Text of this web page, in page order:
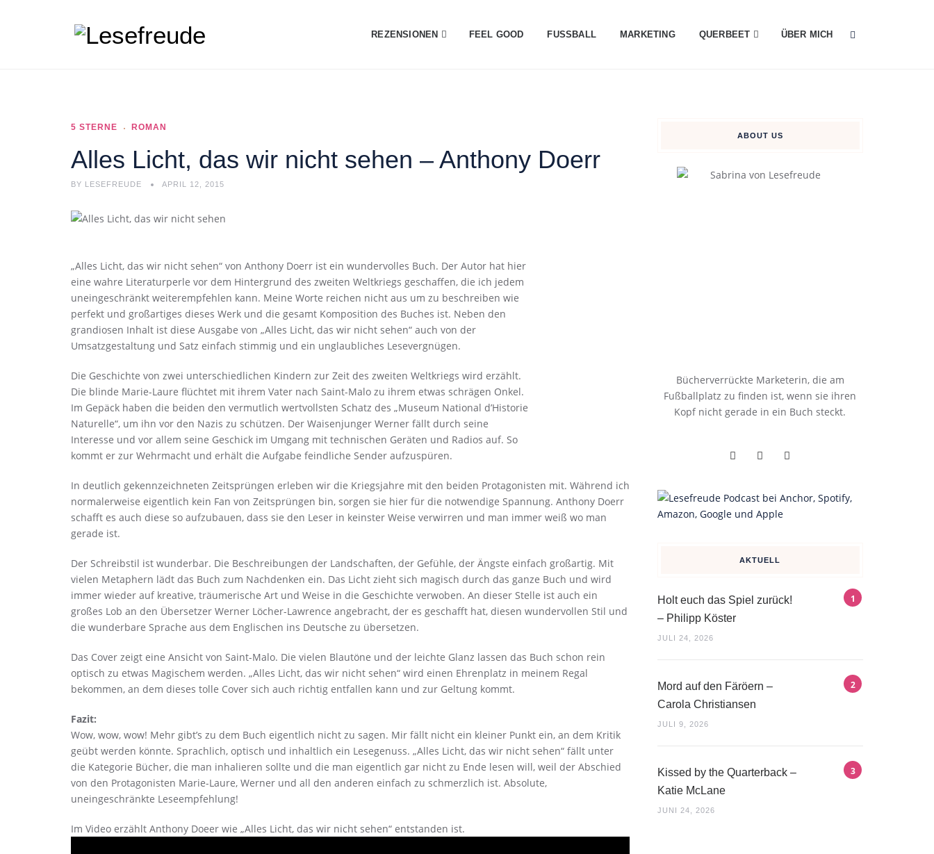
REZENSIONEN FEEL GOOD FUSSBALL MARKETING QUERBEET ÜBER MICH
5 STERNE ROMAN
Alles Licht, das wir nicht sehen – Anthony Doerr
BY LESEFREUDE APRIL 12, 2015
„Alles Licht, das wir nicht sehen“ von Anthony Doerr ist ein wundervolles Buch. Der Autor hat hier
eine wahre Literaturperle vor dem Hintergrund des zweiten Weltkriegs geschaffen, die ich jedem
uneingeschränkt weiterempfehlen kann. Meine Worte reichen nicht aus um zu beschreiben wie
perfekt und großartiges dieses Werk und die gesamt Komposition des Buches ist. Neben den
grandiosen Inhalt ist diese Ausgabe von „Alles Licht, das wir nicht sehen“ auch von der
Umsatzgestaltung und Satz einfach stimmig und ein unglaubliches Lesevergnügen.
Die Geschichte von zwei unterschiedlichen Kindern zur Zeit des zweiten Weltkriegs wird erzählt.
Die blinde Marie-Laure flüchtet mit ihrem Vater nach Saint-Malo zu ihrem etwas schrägen Onkel.
Im Gepäck haben die beiden den vermutlich wertvollsten Schatz des „Museum National d’Historie
Naturelle“, um ihn vor den Nazis zu schützen. Der Waisenjunger Werner fällt durch seine
Interesse und vor allem seine Geschick im Umgang mit technischen Geräten und Radios auf. So
kommt er zur Wehrmacht und erhält die Aufgabe feindliche Sender aufzuspüren.
In deutlich gekennzeichneten Zeitsprüngen erleben wir die Kriegsjahre mit den beiden Protagonisten mit. Während ich
normalerweise eigentlich kein Fan von Zeitsprüngen bin, sorgen sie hier für die notwendige Spannung. Anthony Doerr
schafft es auch diese so aufzubauen, dass sie den Leser in keinster Weise verwirren und man immer weiß wo man
gerade ist.
Der Schreibstil ist wunderbar. Die Beschreibungen der Landschaften, der Gefühle, der Ängste einfach großartig. Mit
vielen Metaphern lädt das Buch zum Nachdenken ein. Das Licht zieht sich magisch durch das ganze Buch und wird
immer wieder auf kreative, träumerische Art und Weise in die Geschichte verwoben. An dieser Stelle ist auch ein
großes Lob an den Übersetzer Werner Löcher-Lawrence angebracht, der es geschafft hat, diesen wundervollen Stil und
die wunderbare Sprache aus dem Englischen ins Deutsche zu übersetzen.
Das Cover zeigt eine Ansicht von Saint-Malo. Die vielen Blautöne und der leichte Glanz lassen das Buch schon rein
optisch zu etwas Magischem werden. „Alles Licht, das wir nicht sehen“ wird einen Ehrenplatz in meinem Regal
bekommen, an dem dieses tolle Cover sich auch richtig entfallen kann und zur Geltung kommt.
Fazit:
Wow, wow, wow! Mehr gibt’s zu dem Buch eigentlich nicht zu sagen. Mir fällt nicht ein kleiner Punkt ein, an dem Kritik
geübt werden könnte. Sprachlich, optisch und inhaltlich ein Lesegenuss. „Alles Licht, das wir nicht sehen“ fällt unter
die Kategorie Bücher, die man inhalieren sollte und die man eigentlich gar nicht zu Ende lesen will, weil der Abschied
von den Protagonisten Marie-Laure, Werner und all den anderen einfach zu schmerzlich ist. Absolute,
uneingeschränkte Leseempfehlung!
Im Video erzählt Anthony Doeer wie „Alles Licht, das wir nicht sehen“ entstanden ist.
ABOUT US
Bücherverrückte Marketerin, die am
Fußballplatz zu finden ist, wenn sie ihren
Kopf nicht gerade in ein Buch steckt.
AKTUELL
Holt euch das Spiel zurück!
– Philipp Köster
JULI 24, 2026
Mord auf den Färöern –
Carola Christiansen
JULI 9, 2026
Kissed by the Quarterback –
Katie McLane
JUNI 24, 2026